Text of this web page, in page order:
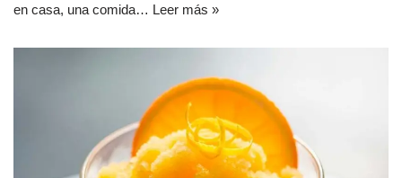
en casa, una comida… Leer más »